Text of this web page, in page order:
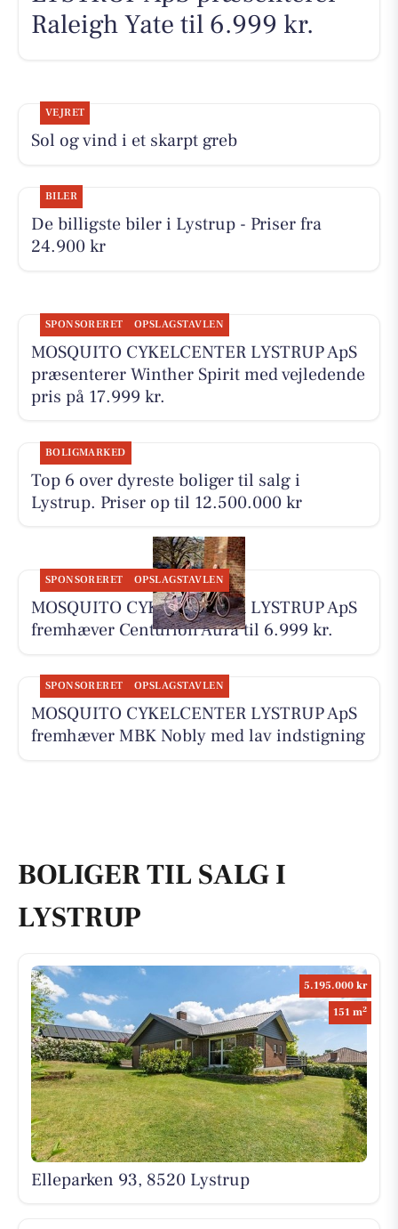
Raleigh Yate til 6.999 kr.
VEJRET
Sol og vind i et skarpt greb
BILER
De billigste biler i Lystrup - Priser fra
24.900 kr
SPONSORERET OPSLAGSTAVLEN
MOSQUITO CYKELCENTER LYSTRUP ApS
præsenterer Winther Spirit med vejledende
pris på 17.999 kr.
BOLIGMARKED
Top 6 over dyreste boliger til salg i
Lystrup. Priser op til 12.500.000 kr
SPONSORERET OPSLAGSTAVLEN
MOSQUITO CYKELCENTER LYSTRUP ApS
fremhæver Centurion Aura til 6.999 kr.
SPONSORERET OPSLAGSTAVLEN
MOSQUITO CYKELCENTER LYSTRUP ApS
fremhæver MBK Nobly med lav indstigning
BOLIGER TIL SALG I
LYSTRUP
5.195.000 kr
151 m2
Elleparken 93, 8520 Lystrup